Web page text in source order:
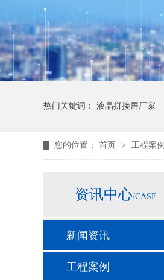
热门关键词： 液晶拼接屏厂家
您的位置： 首页 > 工程案例
资讯中心/CASE
新闻资讯
工程案例